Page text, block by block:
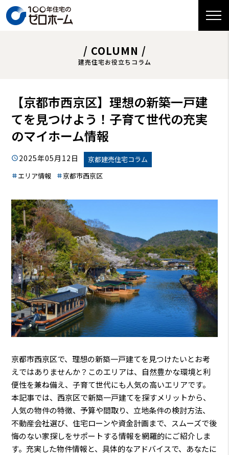
/ COLUMN /
建売住宅お役立ちコラム
【京都市西京区】理想の新築一戸建
てを見つけよう！子育て世代の充実
のマイホーム情報
2025年05月12日
京都建売住宅コラム
エリア情報
京都市西京区
京都市西京区で、理想の新築一戸建てを見つけたいとお考
えではありませんか？このエリアは、自然豊かな環境と利
便性を兼ね備え、子育て世代にも人気の高いエリアです。
本記事では、西京区で新築一戸建てを探すメリットから、
人気の物件の特徴、予算や間取り、立地条件の検討方法、
不動産会社選び、住宅ローンや資金計画まで、スムーズで後
悔のない家探しをサポートする情報を網羅的にご紹介しま
す。充実した物件情報と、具体的なアドバイスで、あなたに